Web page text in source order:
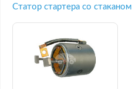
Статор стартера со стаканом